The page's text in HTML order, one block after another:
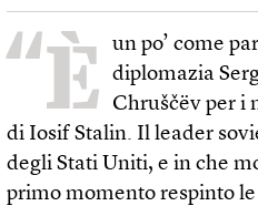
“È
un po’ come
diplomazia
Chruščëv per i
di Iosif Stalin. Il leader
degli Stati Uniti, e in che
primo momento respinto